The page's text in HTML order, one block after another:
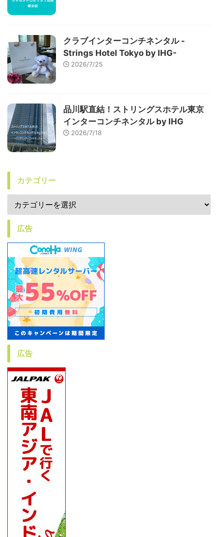
クラブインターコンチネンタル -
Strings Hotel Tokyo by IHG-
2026/7/25
品川駅直結！ストリングスホテル東京
インターコンチネンタル by IHG
2026/7/18
カテゴリー
広告
広告